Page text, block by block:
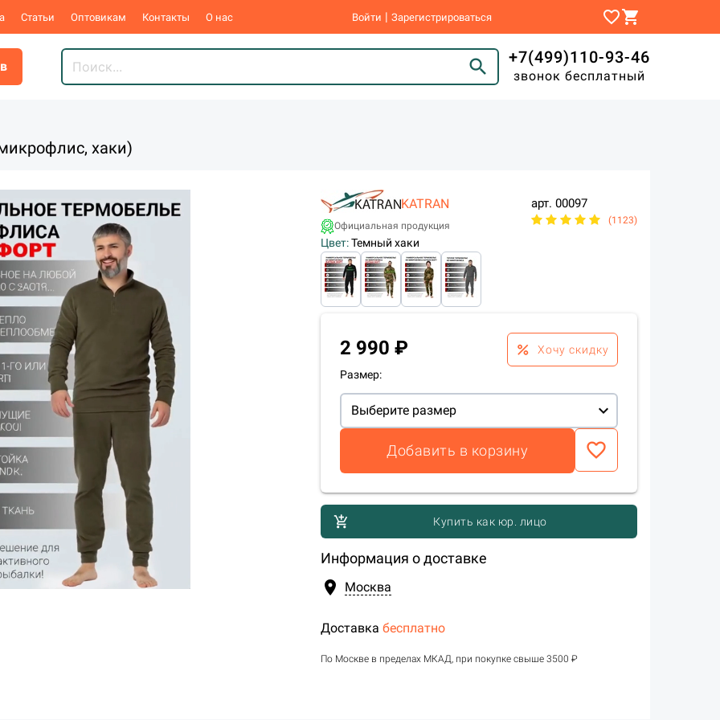
Статьи Оптовикам Контакты О нас Войти | Зарегистрироваться favorite_bordershopping_cart
search +7(499)110-93-46
звонок бесплатный
хаки)
KATRAN
Официальная продукция
арт. 00097
(1123)
Цвет:Темный хаки
2 990 ₽ percent
Хочу скидку
Размер:
Выберите размер expand_more
Добавить в корзину favorite_border
add_shopping_cart Купить как юр. лицо
Информация о доставке
location_on Москва
Доставкабесплатно
По Москве в пределах МКАД, при покупке свыше 3500 ₽